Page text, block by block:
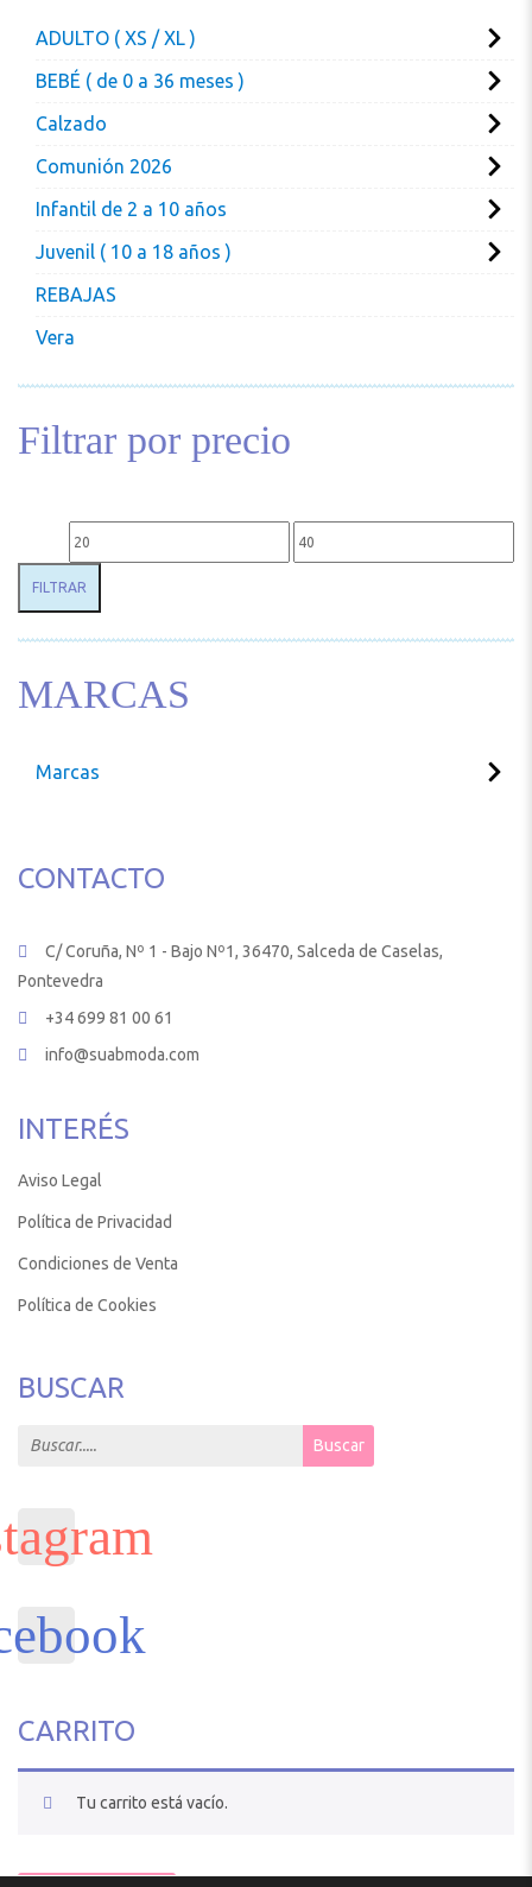
ADULTO ( XS / XL )
BEBÉ ( de 0 a 36 meses )
Calzado
Comunión 2026
Infantil de 2 a 10 años
Juvenil ( 10 a 18 años )
REBAJAS
Vera
Filtrar por precio
Precio mínimo Precio máximo
FILTRAR
MARCAS
Marcas
CONTACTO
C/ Coruña, Nº 1 - Bajo Nº1, 36470, Salceda de Caselas,
Pontevedra
+34 699 81 00 61
info@suabmoda.com
INTERÉS
Aviso Legal
Política de Privacidad
Condiciones de Venta
Política de Cookies
BUSCAR
Search for: Buscar
CARRITO
Tu carrito está vacío.
VOLVER A LA TIENDA